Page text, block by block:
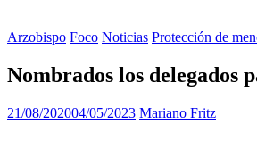
Arzobispo Foco Noticias Protección de
Nombrados los delegados
21/08/202004/05/2023 Mariano Fritz